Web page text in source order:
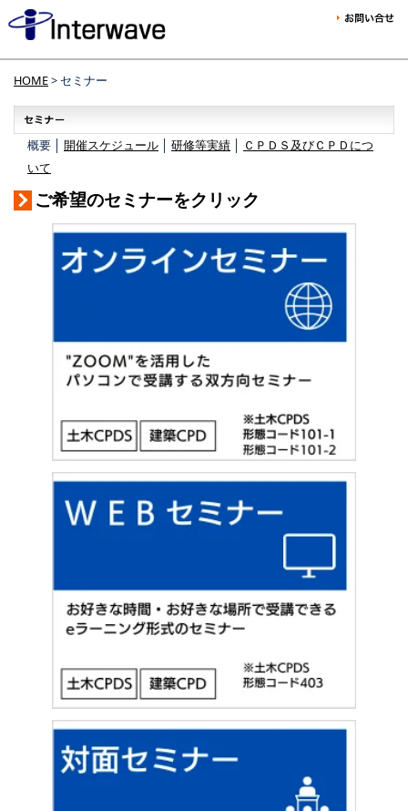
HOME> セミナー
概要 │ 開催スケジュール 研修等実績
ＣＰＤＳ及びＣＰＤにつ
いて
ご希望のセミナーをクリック